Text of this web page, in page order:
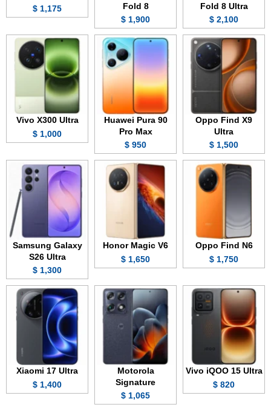
Fold 8 Ultra
2,100 $
Fold 8
1,900 $
1,175 $
Oppo Find X9
Ultra
1,500 $
Huawei Pura 90
Pro Max
950 $
Vivo X300 Ultra
1,000 $
Oppo Find N6
1,750 $
Honor Magic V6
1,650 $
Samsung Galaxy
S26 Ultra
1,300 $
Vivo iQOO 15 Ultra
820 $
Motorola
Signature
1,065 $
Xiaomi 17 Ultra
1,400 $